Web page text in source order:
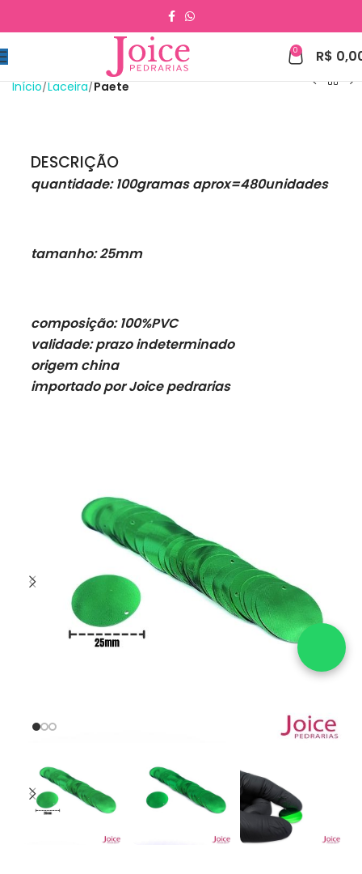
0 R$
Início Laceira Paete
DESCRIÇÃO
quantidade: 100gramas aprox=480unidades
tamanho: 25mm
composição: 100%PVC
validade: prazo indeterminado
origem china
importado por Joice pedrarias